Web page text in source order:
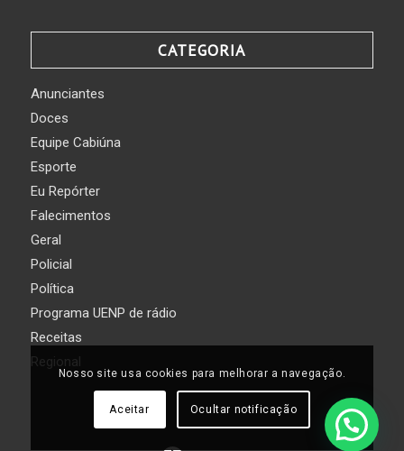
CATEGORIA
Anunciantes
Doces
Equipe Cabiúna
Esporte
Eu Repórter
Falecimentos
Geral
Policial
Política
Programa UENP de rádio
Receitas
Regional
Nosso site usa cookies para melhorar a navegação.
Aceitar Ocultar notificação